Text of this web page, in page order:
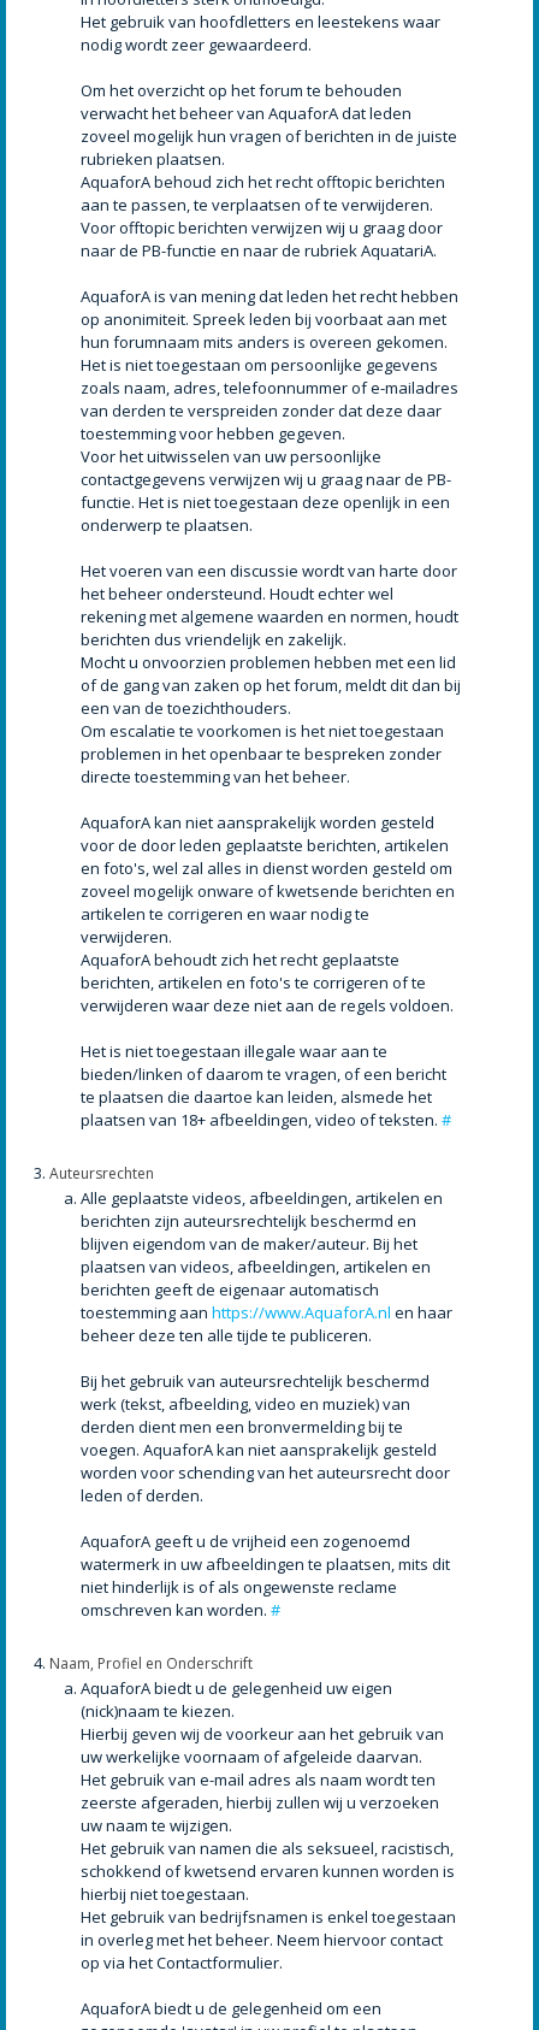
Het gebruik van hoofdletters en leestekens waar
nodig wordt zeer gewaardeerd.
Om het overzicht op het forum te behouden
verwacht het beheer van AquaforA dat leden
zoveel mogelijk hun vragen of berichten in de juiste
rubrieken plaatsen.
AquaforA behoud zich het recht offtopic berichten
aan te passen, te verplaatsen of te verwijderen.
Voor offtopic berichten verwijzen wij u graag door
naar de PB-functie en naar de rubriek AquatariA.
AquaforA is van mening dat leden het recht hebben
op anonimiteit. Spreek leden bij voorbaat aan met
hun forumnaam mits anders is overeen gekomen.
Het is niet toegestaan om persoonlijke gegevens
zoals naam, adres, telefoonnummer of e-mailadres
van derden te verspreiden zonder dat deze daar
toestemming voor hebben gegeven.
Voor het uitwisselen van uw persoonlijke
contactgegevens verwijzen wij u graag naar de PB-
functie. Het is niet toegestaan deze openlijk in een
onderwerp te plaatsen.
Het voeren van een discussie wordt van harte door
het beheer ondersteund. Houdt echter wel
rekening met algemene waarden en normen, houdt
berichten dus vriendelijk en zakelijk.
Mocht u onvoorzien problemen hebben met een lid
of de gang van zaken op het forum, meldt dit dan bij
een van de toezichthouders.
Om escalatie te voorkomen is het niet toegestaan
problemen in het openbaar te bespreken zonder
directe toestemming van het beheer.
AquaforA kan niet aansprakelijk worden gesteld
voor de door leden geplaatste berichten, artikelen
en foto's, wel zal alles in dienst worden gesteld om
zoveel mogelijk onware of kwetsende berichten en
artikelen te corrigeren en waar nodig te
verwijderen.
AquaforA behoudt zich het recht geplaatste
berichten, artikelen en foto's te corrigeren of te
verwijderen waar deze niet aan de regels voldoen.
Het is niet toegestaan illegale waar aan te
bieden/linken of daarom te vragen, of een bericht
te plaatsen die daartoe kan leiden, alsmede het
plaatsen van 18+ afbeeldingen, video of teksten. #
Auteursrechten
Alle geplaatste videos, afbeeldingen, artikelen en
berichten zijn auteursrechtelijk beschermd en
blijven eigendom van de maker/auteur. Bij het
plaatsen van videos, afbeeldingen, artikelen en
berichten geeft de eigenaar automatisch
toestemming aan https://www.AquaforA.nl en haar
beheer deze ten alle tijde te publiceren.
Bij het gebruik van auteursrechtelijk beschermd
werk (tekst, afbeelding, video en muziek) van
derden dient men een bronvermelding bij te
voegen. AquaforA kan niet aansprakelijk gesteld
worden voor schending van het auteursrecht door
leden of derden.
AquaforA geeft u de vrijheid een zogenoemd
watermerk in uw afbeeldingen te plaatsen, mits dit
niet hinderlijk is of als ongewenste reclame
omschreven kan worden. #
Naam, Profiel en Onderschrift
AquaforA biedt u de gelegenheid uw eigen
(nick)naam te kiezen.
Hierbij geven wij de voorkeur aan het gebruik van
uw werkelijke voornaam of afgeleide daarvan.
Het gebruik van e-mail adres als naam wordt ten
zeerste afgeraden, hierbij zullen wij u verzoeken
uw naam te wijzigen.
Het gebruik van namen die als seksueel, racistisch,
schokkend of kwetsend ervaren kunnen worden is
hierbij niet toegestaan.
Het gebruik van bedrijfsnamen is enkel toegestaan
in overleg met het beheer. Neem hiervoor contact
op via het Contactformulier.
AquaforA biedt u de gelegenheid om een